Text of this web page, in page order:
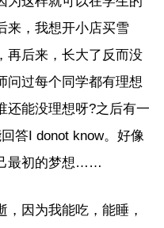
来，我想开小店买雪
再后来，长大了反而没
问过每个同学都有理想
还能没理想呀?之后有一
答I donot know。好像
最初的梦想……
因为我能吃，能睡，